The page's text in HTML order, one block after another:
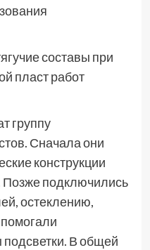
составы при
пласт работ
группу
Сначала они
конструкции
подключились
остеклению,
В общей